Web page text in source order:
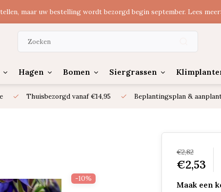
maar uw bestelling wordt bezorgd begin september. Lees
Hagen Bomen Siergrassen
Thuisbezorgd vanaf €14,95 Beplantingsplan &
-10%
€2,82
€2,53
Maak een